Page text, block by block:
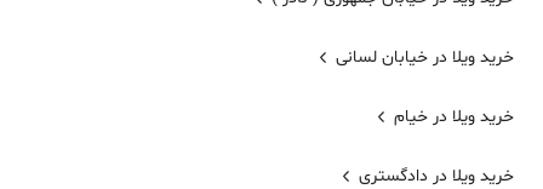
خرید ویلا در خیابان لسانی
خرید ویلا در خیام
خرید ویلا در دادگستری